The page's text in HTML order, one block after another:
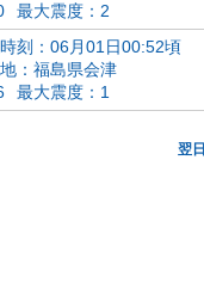
最大震度：2
刻：06月01日00:52頃
：福島県会津
最大震度：1
翌日